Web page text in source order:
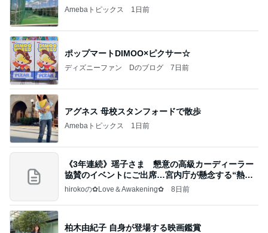
Amebaトピックス 1日前
ポップマートDIMOO×ピクサー☆
ディズニーファン Dのブログ 7日前
アグネス 母校スタンフォードで散歩
Amebaトピックス 1日前
《3年連続》瑶子さま 懇意の高級カーディーラー
協賛のイベントにご出席…宮内庁が懸念する“熱心
すぎ
hirokoの✿Love＆Awakening✿ 8日前
柏木由紀子 自身が登場する映画鑑賞